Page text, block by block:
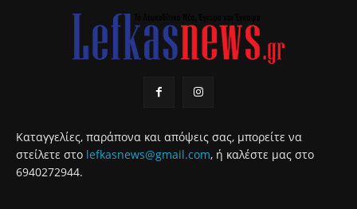
Καταγγελίες, παράπονα και απόψεις σας, μπορείτε να
στείλετε στο lefkasnews@gmail.com, ή καλέστε μας στο
6940272944.